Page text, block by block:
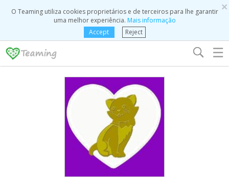
×
O Teaming utiliza cookies proprietários e de terceiros para lhe garantir
uma melhor experiência. Mais informação
Accept
Reject
☰